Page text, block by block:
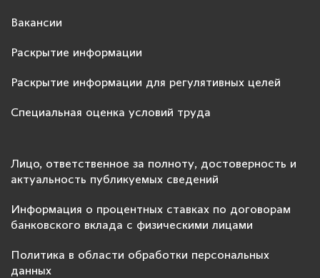
Вакансии
Раскрытие информации
Раскрытие информации для регулятивных целей
Специальная оценка условий труда
Лицо, ответственное за полноту, достоверность и
актуальность публикуемых сведений
Информация о процентных ставках по договорам
банковского вклада с физическими лицами
Политика в области обработки персональных
данных